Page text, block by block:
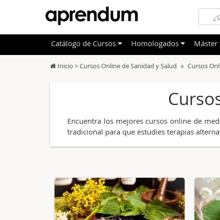
NOVEDADES DE NUESTRO CATÁLOGO
Otras
Inicio >Cursos Online de Sanidad y Salud Cursos
Encuentra los mejores cursos online de
tradicional para que estudies terapias
Catálogo de Cursos Homologados Máster